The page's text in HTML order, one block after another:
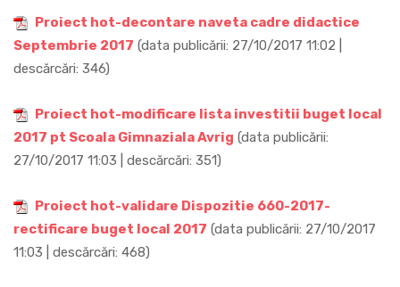
Proiect hot-decontare naveta cadre didactice
Septembrie 2017 (data publicării: 27/10/2017 11:02 |
descărcări: 346)
Proiect hot-modificare lista investitii buget local
2017 pt Scoala Gimnaziala Avrig (data publicării:
27/10/2017 11:03 | descărcări: 351)
Proiect hot-validare Dispozitie 660-2017-
rectificare buget local 2017 (data publicării: 27/10/2017
11:03 | descărcări: 468)